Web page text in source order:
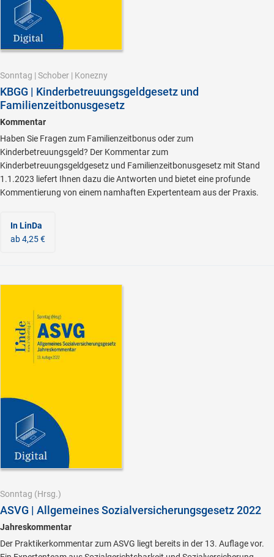
Sonntag | Schober | Konezny
KBGG | Kinderbetreuungsgeldgesetz und
Familienzeitbonusgesetz
Kommentar
Haben Sie Fragen zum Familienzeitbonus oder zum
Kinderbetreuungsgeld? Der Kommentar zum
Kinderbetreuungsgeldgesetz und Familienzeitbonusgesetz mit Stand
1.1.2023 liefert Ihnen dazu die Antworten und bietet eine profunde
Kommentierung von einem namhaften Expertenteam aus der Praxis.
In LinDa
ab 4,25 €
Sonntag (Hrsg.)
ASVG | Allgemeines Sozialversicherungsgesetz 2022
Jahreskommentar
Der Praktikerkommentar zum ASVG liegt bereits in der 13. Auflage vor.